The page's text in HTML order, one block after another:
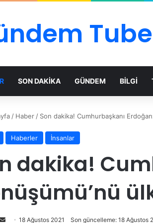
Tube
SON DAKİKA GÜNDEM BİLGİ
/ Haber / Son dakika! Cumhurbaşkanı
Haberler İnsanlar
dakika!
Bir
18 Ağustos 2021 Son güncelleme: 18 Ağustos